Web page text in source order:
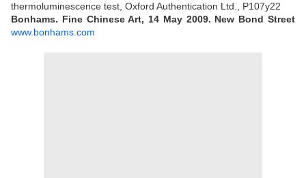
thermoluminescence test, Oxford Authentication Ltd., P107y22
Bonhams. Fine Chinese Art, 14 May 2009. New Bond Street
www.bonhams.com